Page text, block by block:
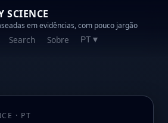
SCIENCE
em evidências, com pouco jargão
Search Sobre PT ▼
· PT